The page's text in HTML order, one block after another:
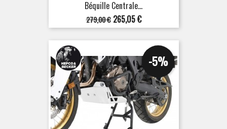
Béquille Centrale...
Prix
de
base
279,00 € Prix
265,05 €
-5%